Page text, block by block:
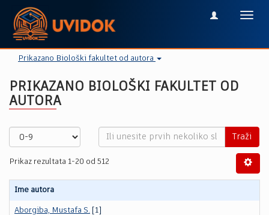
Prikazano Biološki fakultet od autora
PRIKAZANO BIOLOŠKI FAKULTET OD
AUTORA
Traži
Prikaz rezultata 1-20 od 512
Ime autora
Aborgiba, Mustafa S. [1]